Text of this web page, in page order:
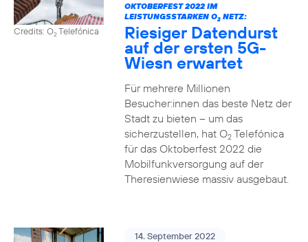
Credits: O2Telefónica
OKTOBERFEST 2022 IM
LEISTUNGSSTARKEN O2NETZ:
Riesiger Datendurst
auf der ersten 5G-
Wiesn erwartet
Für mehrere Millionen
Besucher:innen das beste Netz der
Stadt zu bieten – um das
sicherzustellen, hat O2Telefónica
für das Oktoberfest 2022 die
Mobilfunkversorgung auf der
Theresienwiese massiv ausgebaut.
14. September 2022